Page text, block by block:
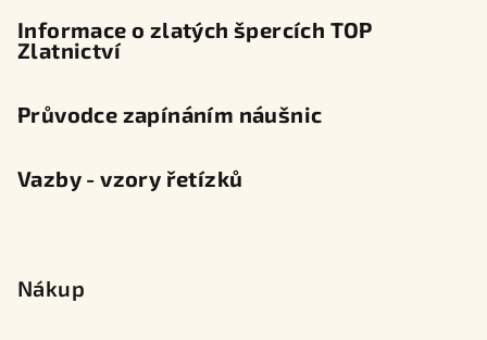
Informace o zlatých špercích TOP
Zlatnictví
Průvodce zapínáním náušnic
Vazby - vzory řetízků
Nákup